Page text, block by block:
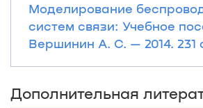
Моделирование
систем связи: Учебное
Вершинин А. С. — 2014. 231
Дополнительная